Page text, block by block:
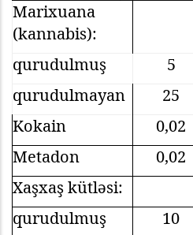
Marixuana
(kannabis):
qurudulmuş
5
qurudulmayan
25
Kokain
0,02
Metadon
0,02
Xaşxaş kütləsi:
qurudulmuş
10